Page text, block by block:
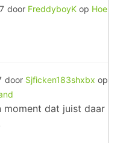
door FreddyboyK op Hoe
door Sjficken183shxbx op
moment dat juist daar